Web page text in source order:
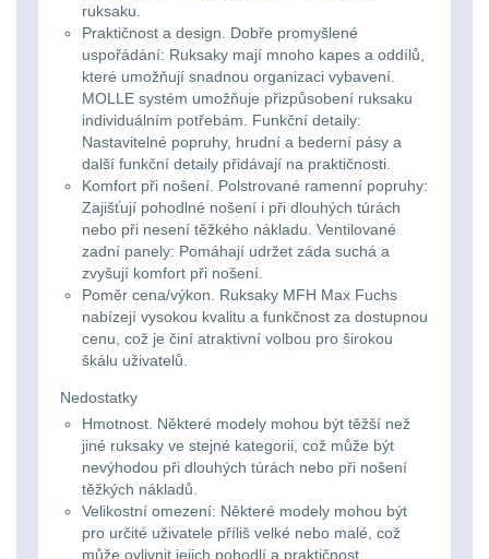
čelovky
Taktické
svietidlá
Lucerny
kempingové
lampy
Potápačské
svetlá
Kapesní
svítilny
Městské batohy
Batohy216
Méně než 10 L13
10 - 20 L26
20 - 30 L103
Nad 30 L74
Batohy přes rameno
Cestovní batohy a
Dětské batohy3
Brašne a tašky45
ruksaku.
Praktičnost a design. Dobře promyšlené
uspořádání: Ruksaky mají mnoho kapes a oddílů,
které umožňují snadnou organizaci vybavení.
MOLLE systém umožňuje přizpůsobení ruksaku
individuálním potřebám. Funkční detaily:
Nastavitelné popruhy, hrudní a bederní pásy a
další funkční detaily přidávají na praktičnosti.
Komfort při nošení. Polstrované ramenní popruhy:
Zajišťují pohodlné nošení i při dlouhých túrách
nebo při nesení těžkého nákladu. Ventilované
zadní panely: Pomáhají udržet záda suchá a
zvyšují komfort při nošení.
Poměr cena/výkon. Ruksaky MFH Max Fuchs
nabízejí vysokou kvalitu a funkčnost za dostupnou
cenu, což je činí atraktivní volbou pro širokou
škálu uživatelů.
Nedostatky
Hmotnost. Některé modely mohou být těžší než
jiné ruksaky ve stejné kategorii, což může být
nevýhodou při dlouhých túrách nebo při nošení
těžkých nákladů.
Velikostní omezení: Některé modely mohou být
pro určité uživatele příliš velké nebo malé, což
může ovlivnit jejich pohodlí a praktičnost.